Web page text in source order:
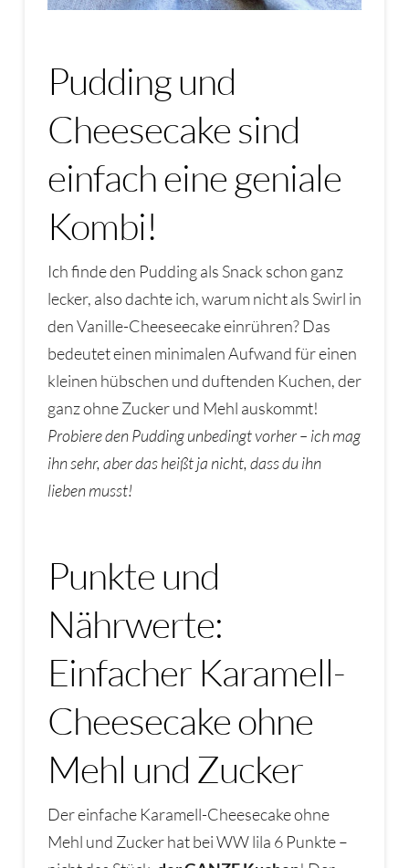
Pudding und
Cheesecake sind
einfach eine geniale
Kombi!
Ich finde den Pudding als Snack schon ganz
lecker, also dachte ich, warum nicht als Swirl in
den Vanille-Cheeseecake einrühren? Das
bedeutet einen minimalen Aufwand für einen
kleinen hübschen und duftenden Kuchen, der
ganz ohne Zucker und Mehl auskommt!
Probiere den Pudding unbedingt vorher – ich mag
ihn sehr, aber das heißt ja nicht, dass du ihn
lieben musst!
Punkte und
Nährwerte:
Einfacher Karamell-
Cheesecake ohne
Mehl und Zucker
Der einfache Karamell-Cheesecake ohne
Mehl und Zucker hat bei WW lila 6 Punkte –